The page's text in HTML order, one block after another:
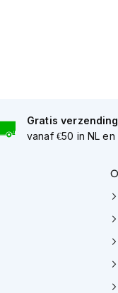
Gratis verzending
vanaf €50 in NL en